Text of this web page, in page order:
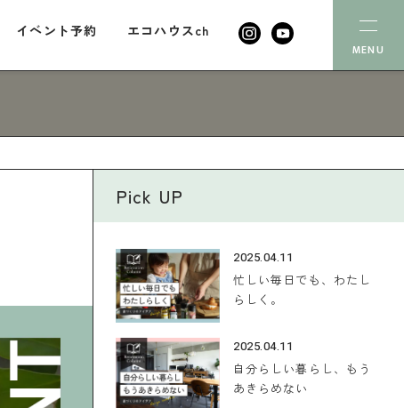
イベント予約
エコハウスch
MENU
イベント
エコハウスch
会社案内
代表あいさつ
無料相談
Pick UP
2025.04.11
忙しい毎日でも、わたし
らしく。
2025.04.11
自分らしい暮らし、もう
あきらめない